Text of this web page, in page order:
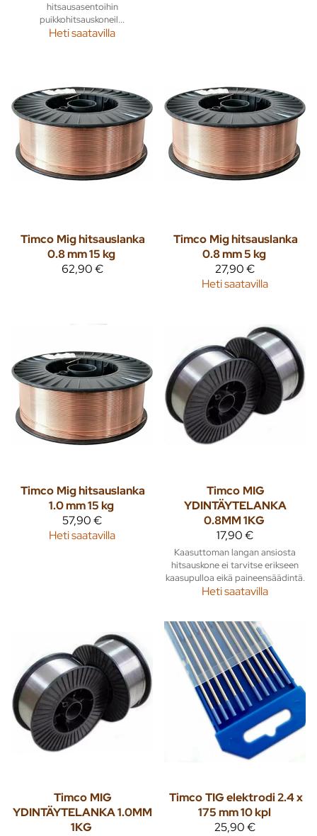
hitsausasentoihin
puikkohitsauskoneil...
Heti saatavilla
Timco Mig hitsauslanka
0.8 mm 15 kg
62,90 €
Timco Mig hitsauslanka
0.8 mm 5 kg
27,90 €
Heti saatavilla
Timco Mig hitsauslanka
1.0 mm 15 kg
57,90 €
Heti saatavilla
Timco MIG
YDINTÄYTELANKA
0.8MM 1KG
17,90 €
Kaasuttoman langan ansiosta
hitsauskone ei tarvitse erikseen
kaasupulloa eikä paineensäädintä.
Heti saatavilla
Timco MIG
YDINTÄYTELANKA 1.0MM
1KG
Timco TIG elektrodi 2.4 x
175 mm 10 kpl
25,90 €